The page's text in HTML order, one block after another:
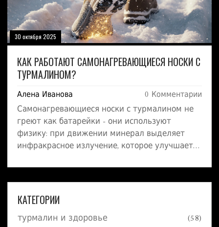
30 октября 2025
КАК РАБОТАЮТ САМОНАГРЕВАЮЩИЕСЯ НОСКИ С
ТУРМАЛИНОМ?
Алена Иванова 0 Комментарии
Самонагревающиеся носки с турмалином не
греют как батарейки - они используют
физику: при движении минерал выделяет
инфракрасное излучение, которое улучшает
реально помогают, а кому - просто переплата.
КАТЕГОРИИ
турмалин и здоровье (58)